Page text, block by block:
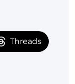
Threads